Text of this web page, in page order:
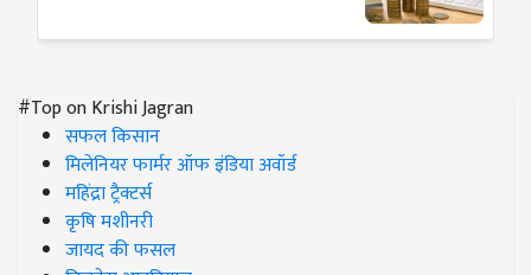
#Top on Krishi Jagran
सफल किसान
मिलेनियर फार्मर ऑफ इंडिया अवॉर्ड
महिंद्रा ट्रैक्टर्स
कृषि मशीनरी
जायद की फसल